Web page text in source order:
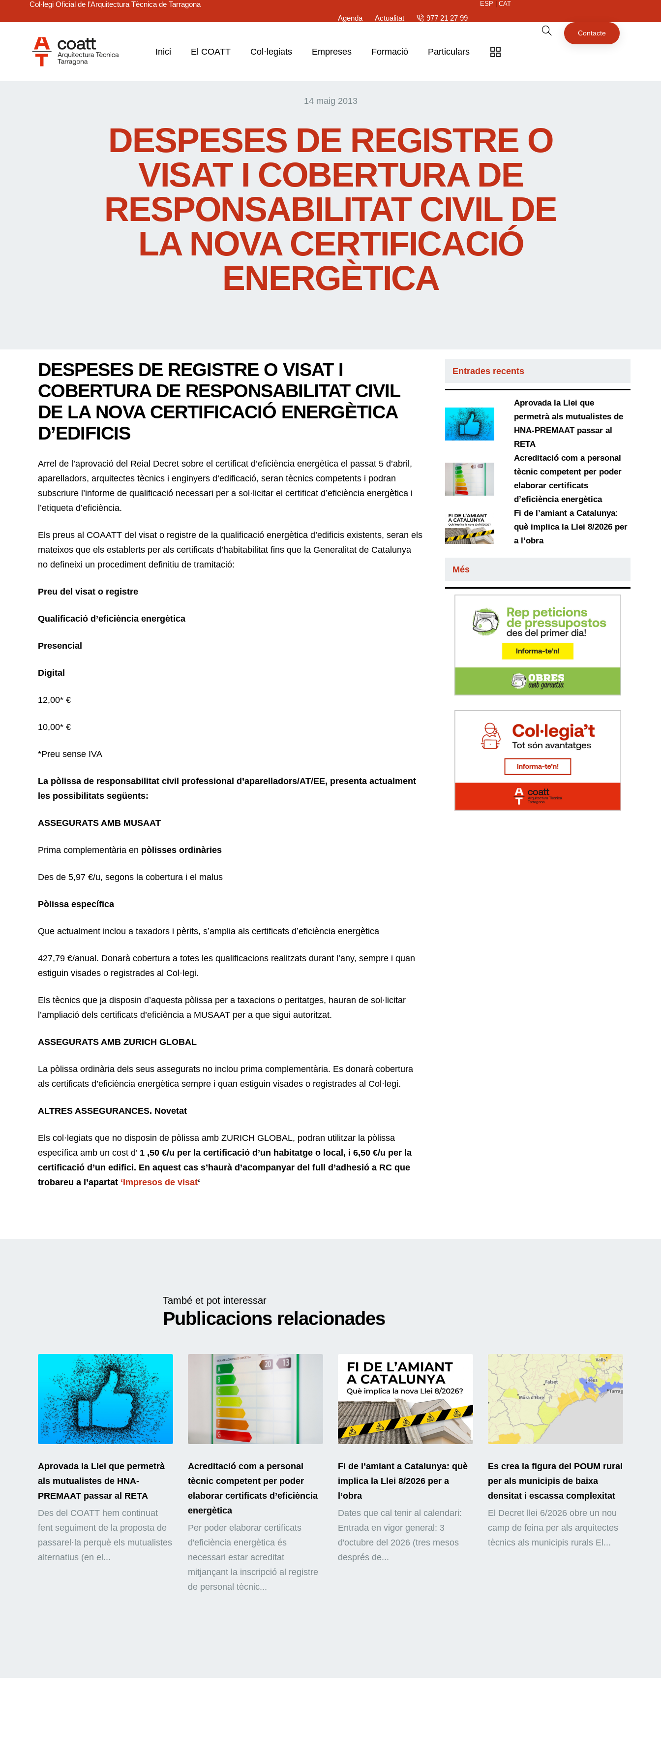
Col·legi Oficial de l’Arquitectura Tècnica de Tarragona
Agenda
Actualitat 977 21 27 99
ESP CAT
Inici El COATT Col·legiats Empreses Formació Particulars
Contacte
14 maig 2013
DESPESES DE REGISTRE O
VISAT I COBERTURA DE
RESPONSABILITAT CIVIL DE
LA NOVA CERTIFICACIÓ
ENERGÈTICA
DESPESES DE REGISTRE O VISAT I
COBERTURA DE RESPONSABILITAT CIVIL
DE LA NOVA CERTIFICACIÓ ENERGÈTICA
D’EDIFICIS
Arrel de l’aprovació del Reial Decret sobre el certificat d’eficiència energètica el passat 5 d’abril,
aparelladors, arquitectes tècnics i enginyers d’edificació, seran tècnics competents i podran
subscriure l’informe de qualificació necessari per a sol·licitar el certificat d’eficiència energètica i
l’etiqueta d’eficiència.
Els preus al COAATT del visat o registre de la qualificació energètica d’edificis existents, seran els
mateixos que els establerts per als certificats d’habitabilitat fins que la Generalitat de Catalunya
no defineixi un procediment definitiu de tramitació:
Preu del visat o registre
Qualificació d’eficiència energètica
Presencial
Digital
12,00* €
10,00* €
*Preu sense IVA
La pòlissa de responsabilitat civil professional d’aparelladors/AT/EE, presenta actualment
les possibilitats següents:
ASSEGURATS AMB MUSAAT
Prima complementària en pòlisses ordinàries
Des de 5,97 €/u, segons la cobertura i el malus
Pòlissa específica
Que actualment inclou a taxadors i pèrits, s’amplia als certificats d’eficiència energètica
427,79 €/anual. Donarà cobertura a totes les qualificacions realitzats durant l’any, sempre i quan
estiguin visades o registrades al Col·legi.
Els tècnics que ja disposin d’aquesta pòlissa per a taxacions o peritatges, hauran de sol·licitar
l’ampliació dels certificats d’eficiència a MUSAAT per a que sigui autoritzat.
ASSEGURATS AMB ZURICH GLOBAL
La pòlissa ordinària dels seus assegurats no inclou prima complementària. Es donarà cobertura
als certificats d’eficiència energètica sempre i quan estiguin visades o registrades al Col·legi.
ALTRES ASSEGURANCES. Novetat
Els col·legiats que no disposin de pòlissa amb ZURICH GLOBAL, podran utilitzar la pòlissa
específica amb un cost d’ 1 ,50 €/u per la certificació d’un habitatge o local, i 6,50 €/u per la
certificació d’un edifici. En aquest cas s’haurà d’acompanyar del full d’adhesió a RC que
trobareu a l’apartat ‘Impresos de visat‘
Entrades recents
Aprovada la Llei que
permetrà als mutualistes de
HNA-PREMAAT passar al
RETA
Acreditació com a personal
tècnic competent per poder
elaborar certificats
d’eficiència energètica
Fi de l’amiant a Catalunya:
què implica la Llei 8/2026 per
a l’obra
Més
També et pot interessar
Publicacions relacionades
Aprovada la Llei que permetrà
als mutualistes de HNA-
PREMAAT passar al RETA
Des del COATT hem continuat
fent seguiment de la proposta de
passarel·la perquè els mutualistes
alternatius (en el...
Acreditació com a personal
tècnic competent per poder
elaborar certificats d’eficiència
energètica
Per poder elaborar certificats
d'eficiència energètica és
necessari estar acreditat
mitjançant la inscripció al registre
de personal tècnic...
Fi de l’amiant a Catalunya: què
implica la Llei 8/2026 per a
l’obra
Dates que cal tenir al calendari:
Entrada en vigor general: 3
d'octubre del 2026 (tres mesos
després de...
Es crea la figura del POUM rural
per als municipis de baixa
densitat i escassa complexitat
El Decret llei 6/2026 obre un nou
camp de feina per als arquitectes
tècnics als municipis rurals El...